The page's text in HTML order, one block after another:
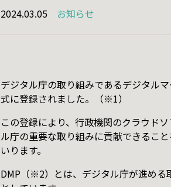
古今金澤
FileCrane
WoodRepo
フルーツ棚
2024.03.05 お知らせ
デジタル庁の取り組みであるデジタル
式に登録されました。（※1）
この登録により、行政機関のクラウド
ル庁の重要な取り組みに貢献できるこ
いります。
DMP（※2）とは、デジタル庁が進める